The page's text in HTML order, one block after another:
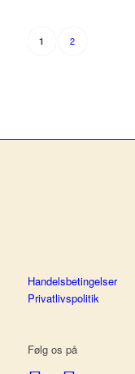
1 2
Handelsbetingelser
Privatlivspolitik
Følg os på